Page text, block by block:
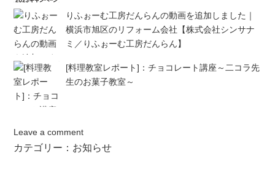
りふぉーむ工房だんらんの動画を追加しました｜
横浜市旭区のリフォーム会社【株式会社シンサナ
ミ／りふぉーむ工房だんらん】
[料理教室レポート]：チョコレート講座～二コラ先
生のお菓子教室～
Leave a comment
カテゴリー： お知らせ